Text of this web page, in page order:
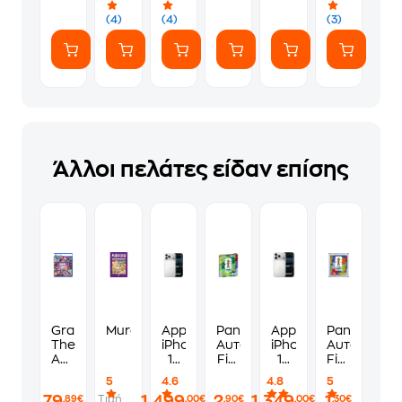
(4) (4) (3)
Άλλοι πελάτες είδαν επίσης
Grand
Theft
Auto
Standard
,89€
Murdoku
5
Τιμή
Apple
iPhone
17
Max
4.6
,00€
Panini
Αυτοκόλλητα
Fifa
,90€
Apple
iPhone
17
256GB
4.8
,00€
Panini
Fifa
Cup
5
,30€